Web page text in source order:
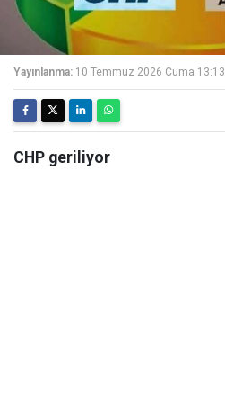
Yayınlanma: 10 Temmuz 2026 Cuma 13:13
CHP geriliyor